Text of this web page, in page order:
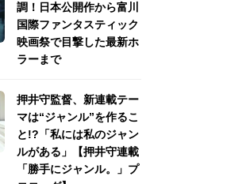
調！日本公開作から富川
国際ファンタスティック
映画祭で目撃した最新ホ
ラーまで
押井守監督、新連載テー
マは“ジャンル”を作るこ
と!?「私には私のジャン
ルがある」【押井守連載
「勝手にジャンル。」プ